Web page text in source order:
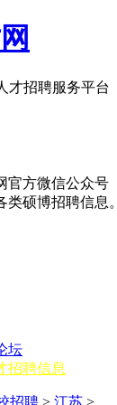
才招聘服务平台
官方微信公众号
硕博招聘信息。
坛
招聘信息
招聘 > 江苏 >